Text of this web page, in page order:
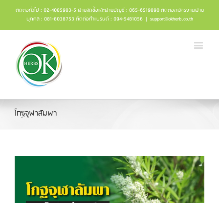
ติดต่อทั่วไป : 02-4085983-5 ฝ่ายจัดซื้อและฝ่ายบัญชี : 065-6519890 ติดต่อสมัครงานฝ่าย
บุคคล : 081-8038753 ติดต่อทำแบรนด์ : 094-5481056 | support@okherb.co.th
โกฐจุฬาลัมพา